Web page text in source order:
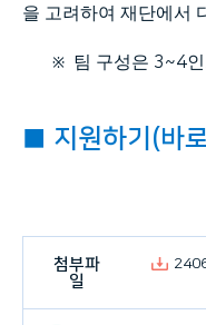
을 고려하여 재단에서
※ 팀 구성은 3~4
■ 지원하기(바
첨부파
일